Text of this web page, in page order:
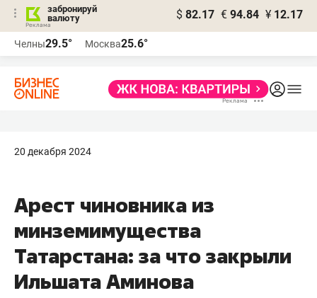
забронируй
валюту
$ 82.17 € 94.84 ¥ 12.17
Челны29.5° Москва25.6°
20 декабря 2024
Арест чиновника из
минземимущества
Татарстана: за что закрыли
Ильшата Аминова